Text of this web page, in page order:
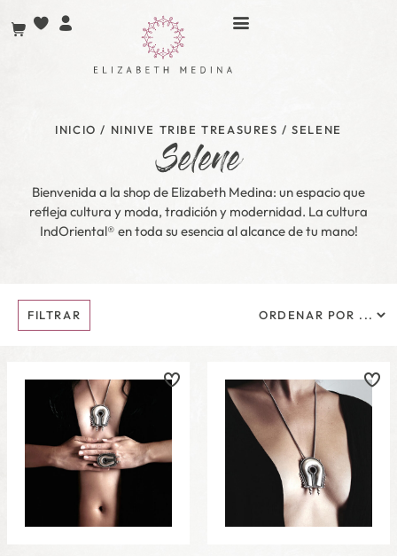
INICIO / NINIVE TRIBE TREASURES / SELENE
Selene
Bienvenida a la shop de Elizabeth Medina: un espacio que
refleja cultura y moda, tradición y modernidad. La cultura
IndOriental® en toda su esencia al alcance de tu mano!
FILTRAR